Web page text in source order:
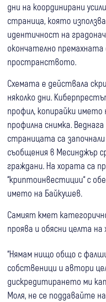
дни на координирани
страница, която
идентичност на
окончателно
пространството.
Схемата е действала
няколко дни.
профил, копирайки
профилна снимка.
страницата са
съобщения в Месинджър
граждани. На хората са
“криптоинвестиции“ с
името на Байкушев.
Самият кмет
проява и обясни целта на
“Нямам нищо общо с
собственици и автори
дискредитирането ми
Моля, не се поддавайте